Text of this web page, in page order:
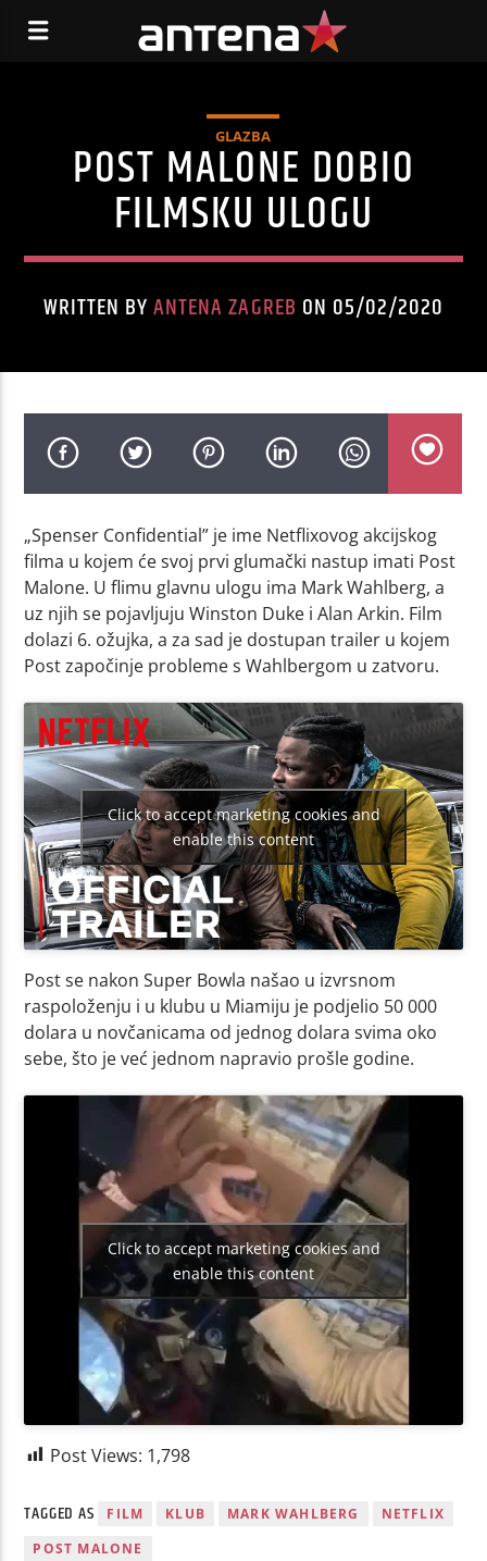
GLAZBA
POST MALONE DOBIO
FILMSKU ULOGU
WRITTEN BYANTENA ZAGREB ON 05/02/2020
„Spenser Confidential” je ime Netflixovog akcijskog
filma u kojem će svoj prvi glumački nastup imati Post
Malone. U flimu glavnu ulogu ima Mark Wahlberg, a
uz njih se pojavljuju Winston Duke i Alan Arkin. Film
dolazi 6. ožujka, a za sad je dostupan trailer u kojem
Post započinje probleme s Wahlbergom u zatvoru.
Click to accept marketing cookies and
enable this content
Post se nakon Super Bowla našao u izvrsnom
raspoloženju i u klubu u Miamiju je podjelio 50 000
dolara u novčanicama od jednog dolara svima oko
sebe, što je već jednom napravio prošle godine.
Click to accept marketing cookies and
enable this content
Post Views: 1,798
TAGGED AS FILM KLUB MARK WAHLBERG
NETFLIX
POST MALONE